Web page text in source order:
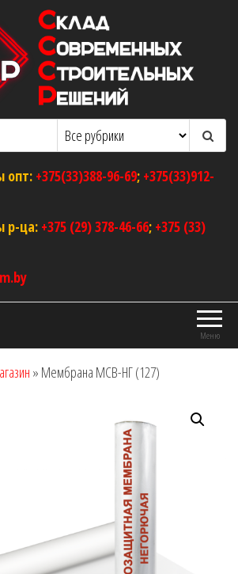
Строительных
Решений"
Оптовый магазин строительных
материалов
опт: +375(33)388-96-69; +375(33)912-
р-ца: +375 (29) 378-46-66; +375 (33)
Меню
» Мембрана МСВ-НГ (127)